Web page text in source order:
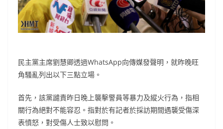
民主黨主席劉慧卿透過WhatsApp向傳媒發聲明，就昨晚旺
角騷亂列出以下三點立場。
首先，該黨譴責昨日晚上襲擊警員等暴力及縱火行為，指相
關行為絕對不能容忍。指對於有記者於採訪期間遇襲受傷深
表憤怒，對受傷人士致以慰問。